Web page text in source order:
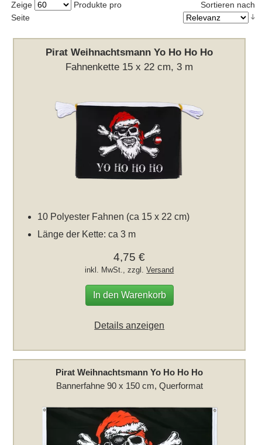
Zeige
Produkte pro
Seite
Sortieren nach
Pirat Weihnachtsmann Yo Ho Ho Ho
Fahnenkette 15 x 22 cm, 3 m
10 Polyester Fahnen (ca 15 x 22 cm)
Länge der Kette: ca 3 m
4,75 €
inkl. MwSt., zzgl.Versand
In den Warenkorb
Details anzeigen
Pirat Weihnachtsmann Yo Ho Ho Ho
Bannerfahne 90 x 150 cm, Querformat